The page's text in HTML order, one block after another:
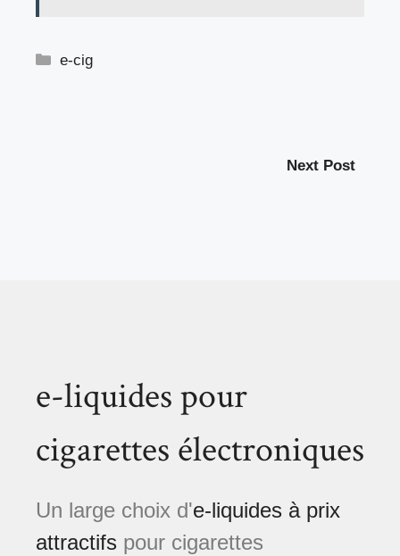
Catégories
e-cig
Next Post
e-liquides pour
cigarettes électroniques
Un large choix d'e-liquides à prix
attractifs pour cigarettes